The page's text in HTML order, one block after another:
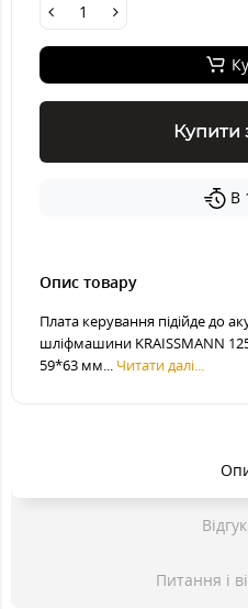
Купити
В
Опис товару
Плата керування підійде до
шліфмашини KRAISSMANN
59*63 мм... Читати далі...
Питання і